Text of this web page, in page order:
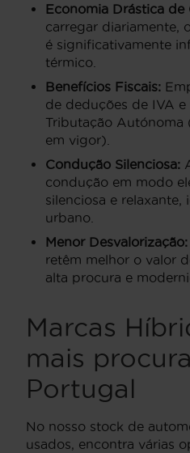
Economia Drástica de
carregar diariamente,
é significativamente
térmico.
Benefícios Fiscais:
de deduções de IVA
Tributação Autónoma
em vigor).
Condução Silenciosa:
condução em modo
silenciosa e
urbano.
Menor Desvalorização:
retêm melhor o valor
alta procura e
Marcas
mais
Portugal
No nosso stock de
usados, encontra várias